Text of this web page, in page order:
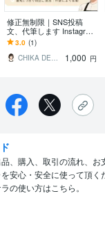
修正無制限｜SNS投稿
文、代筆します Instagram
運用経験者が言葉でサポ
ート
3.0 (1)
CHIKA DESIGN_
1,000 円
、購入、取引の流れ、お
安心・安全に使って頂く
の使い方はこちら。